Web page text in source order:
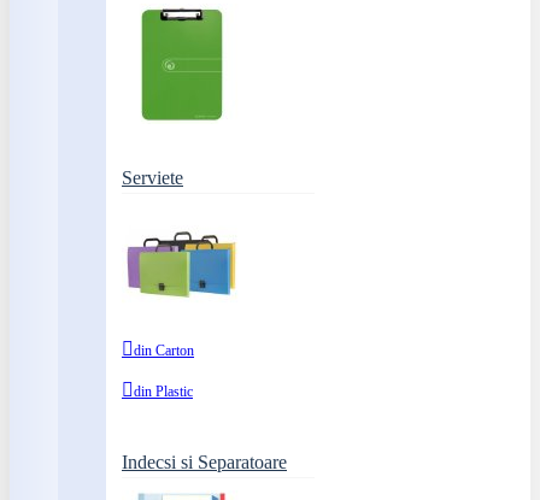
Serviete
din Carton
din Plastic
Indecsi si Separatoare